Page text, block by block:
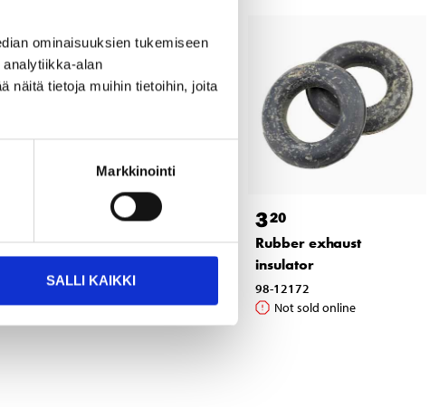
ominaisuuksien tukemiseen
alan
näitä tietoja muihin tietoihin, joita
Markkinointi
SALLI KAIKKI
Rubber exhaust
98-12492
Sold online
320
Rubber exhaust
insulator
98-12172
Not sold online